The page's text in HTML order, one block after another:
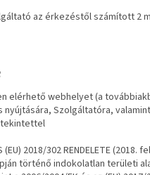
az érkezéstől számított 2
elérhető webhelyet (a
Szolgáltatóra,
tekintettel
(EU) 2018/302 RENDELETE
történő indokolatlan területi